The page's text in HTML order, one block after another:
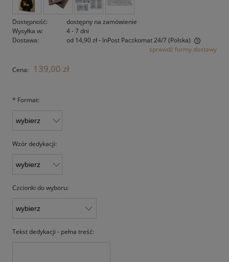
Dostępność:
dostępny na zamówienie
Wysyłka w:
4 - 7 dni
Dostawa:
od 14,90 zł- InPost Paczkomat 24/7(Polska)
Cena nie zawiera ewentualnych kosztów płatnościsprawdź formy dostawy
Cena: 139,00 zł
* Format:
Wzór dedykacji:
Czcionki do wyboru:
Tekst dedykacji - pełna treść: